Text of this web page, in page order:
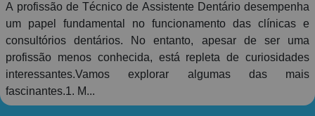
A profissão de Técnico de Assistente Dentário desempenha
um papel fundamental no funcionamento das clínicas e
consultórios dentários. No entanto, apesar de ser uma
profissão menos conhecida, está repleta de curiosidades
interessantes.Vamos explorar algumas das mais
fascinantes.1. M...